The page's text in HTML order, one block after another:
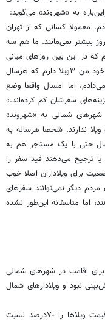
به «شهروند» می‌گوید:
داده بودم. معمولا کسانی که از تهران
یا شهرهای دیگر به شهرهای شمالی می‌آیند ‌٣ یا ‏‏٤ روز بیشتر نمی‌مانند. ما هم سه
که در ‏این بین روزهای میانی
تعطیلات ارزان‌تر و روزهای ابتدایی گران‌تر هستند. خود من ٣ویلا دارم که ‏هرسال
چندبار اجاره می‌دادم، اما امسال واقعا وضع
سفرشان کم کرده‌اند.»
شهرهای شمالی به «شهروند»
ندارند. شخصا هرساله به
حتی با یک ‏مستاجر هم به
ترجیح می‌دهند قید سفر را
برای ویلاداران اصلا خوب
دیگر نمی‌توانند سفرهای
اما متاسفانه این‌طور نشده
برای اقامت در شهرهای شمالی
نبود و ویلادارهای شمال
به گفته فعالان بازار مسکن، مازندران و گیلان، قیمت ویلاها را ٧٠‌درصد نسبت